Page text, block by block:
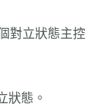
對立狀態主控
狀態。